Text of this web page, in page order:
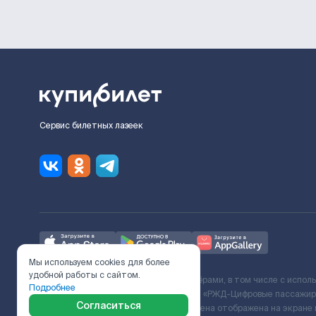
Сервис билетных лазеек
Ж/Д билеты предоставляются партнёрами, в том числе с
с Поставщиком услуг и Договора ООО «РЖД-Цифровые
включает сервисный сбор. Итоговая цена отображена на
Мы используем cookies для более
удобной работы с сайтом.
Подробнее
Согласиться